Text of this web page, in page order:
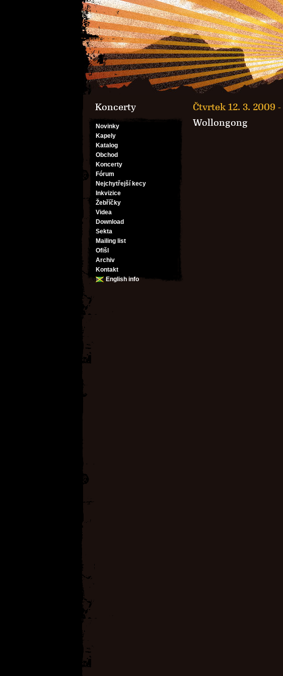
Koncerty
Novinky
Kapely
Katalog
Obchod
Koncerty
Fórum
Nejchytřejší kecy
Inkvizice
Žebříčky
Videa
Download
Sekta
Mailing list
Ofišl
Archiv
Kontakt
English info
Čtvrtek 12. 3. 2009 -
Wollongong